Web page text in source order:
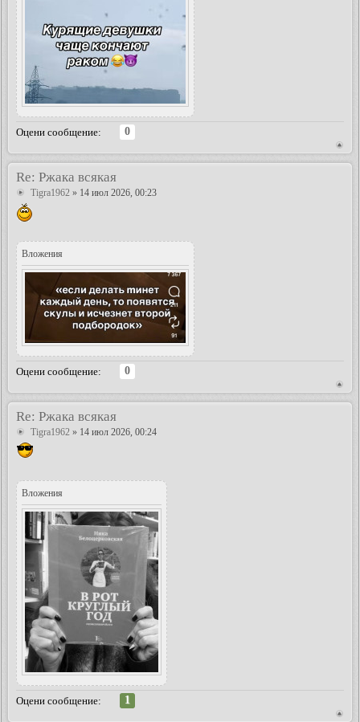
Оцени сообщение:
0
Re: Ржака всякая
Tigra1962 » 14 июл 2026, 00:23
Вложения
Оцени сообщение:
0
Re: Ржака всякая
Tigra1962 » 14 июл 2026, 00:24
Вложения
Оцени сообщение:
1